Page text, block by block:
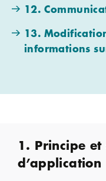
12.
13.
informations
1. Principe et
d’application